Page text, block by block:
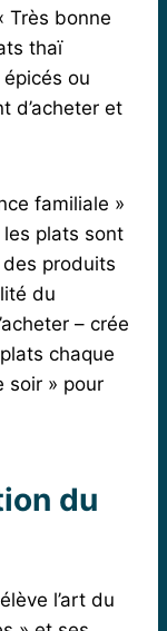
Très bonne
thaï
ou
d’acheter et
familiale »
les plats sont
produits
du
– crée
chaque
soir » pour
du
l’art du